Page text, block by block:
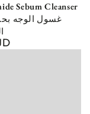
Sebum Cleanser